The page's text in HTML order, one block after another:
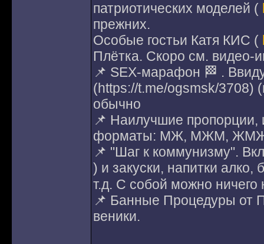
патриотических моделей (
прежних.
Особые гостьи Катя КИС (
Плётка. Скоро см. видео-
📌 SEX-марафон 🏁 .
(https://t.me/ogsmsk/3708)
обычно
📌 Наилучшие пропорции,
форматы: МЖ, МЖМ,
📌 "Шаг к коммунизму".
) и закуски, напитки алко,
т.д. С собой можно ничего
📌 Банные Процедуры от
веники.